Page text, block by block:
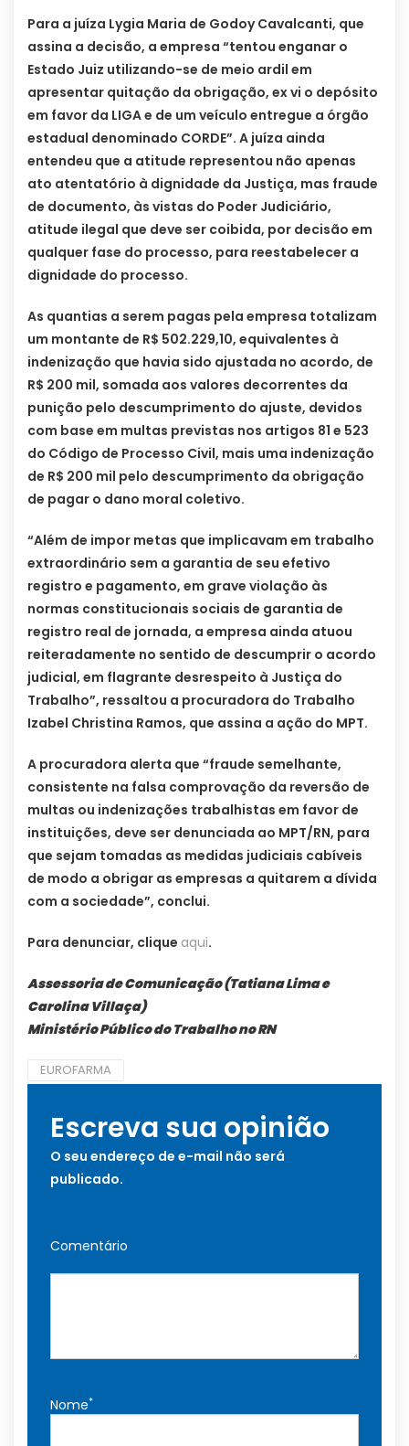
Para a juíza Lygia Maria de Godoy Cavalcanti, que
assina a decisão, a empresa “tentou enganar o
Estado Juiz utilizando-se de meio ardil em
apresentar quitação da obrigação, ex vi o depósito
em favor da LIGA e de um veículo entregue a órgão
estadual denominado CORDE”. A juíza ainda
entendeu que a atitude representou não apenas
ato atentatório à dignidade da Justiça, mas fraude
de documento, às vistas do Poder Judiciário,
atitude ilegal que deve ser coibida, por decisão em
qualquer fase do processo, para reestabelecer a
dignidade do processo.
As quantias a serem pagas pela empresa totalizam
um montante de R$ 502.229,10, equivalentes à
indenização que havia sido ajustada no acordo, de
R$ 200 mil, somada aos valores decorrentes da
punição pelo descumprimento do ajuste, devidos
com base em multas previstas nos artigos 81 e 523
do Código de Processo Civil, mais uma indenização
de R$ 200 mil pelo descumprimento da obrigação
de pagar o dano moral coletivo.
“Além de impor metas que implicavam em trabalho
extraordinário sem a garantia de seu efetivo
registro e pagamento, em grave violação às
normas constitucionais sociais de garantia de
registro real de jornada, a empresa ainda atuou
reiteradamente no sentido de descumprir o acordo
judicial, em flagrante desrespeito à Justiça do
Trabalho”, ressaltou a procuradora do Trabalho
Izabel Christina Ramos, que assina a ação do MPT.
A procuradora alerta que “fraude semelhante,
consistente na falsa comprovação da reversão de
multas ou indenizações trabalhistas em favor de
instituições, deve ser denunciada ao MPT/RN, para
que sejam tomadas as medidas judiciais cabíveis
de modo a obrigar as empresas a quitarem a dívida
com a sociedade”, conclui.
Para denunciar, clique aqui.
Assessoria de Comunicação (Tatiana Lima e
Carolina Villaça)
Ministério Público do Trabalho no RN
EUROFARMA
Escreva sua opinião
O seu endereço de e-mail não será
publicado.
Comentário
Nome*